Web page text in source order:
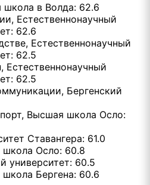
в Волда: 62.6
Естественнонаучный
62.6
Естественнонаучный
62.5
62.5
Бергенский
Высшая школа Осло:
Ставангера: 61.0
Осло: 60.8
университет: 60.5
Бергена: 60.6